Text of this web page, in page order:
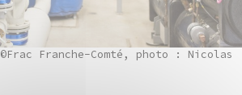
©Frac Franche-Comté, photo : Nicolas